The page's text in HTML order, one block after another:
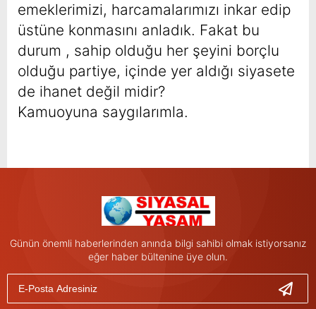
emeklerimizi, harcamalarımızı inkar edip
üstüne konmasını anladık. Fakat bu
durum , sahip olduğu her şeyini borçlu
olduğu partiye, içinde yer aldığı siyasete
de ihanet değil midir?
Kamuoyuna saygılarımla.
Günün önemli haberlerinden anında bilgi sahibi olmak istiyorsanız
eğer haber bültenine üye olun.